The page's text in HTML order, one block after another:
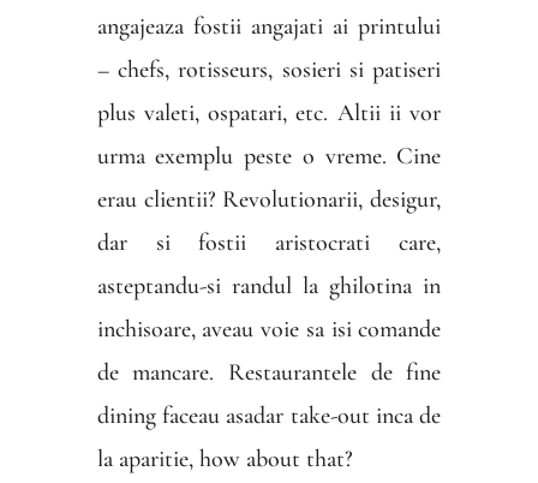
angajeaza fostii angajati ai printului
– chefs, rotisseurs, sosieri si patiseri
plus valeti, ospatari, etc. Altii ii vor
urma exemplu peste o vreme. Cine
erau clientii? Revolutionarii, desigur,
dar si fostii aristocrati care,
asteptandu-si randul la ghilotina in
inchisoare, aveau voie sa isi comande
de mancare. Restaurantele de fine
dining faceau asadar take-out inca de
la aparitie, how about that?